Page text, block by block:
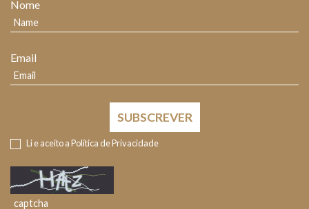
Nome
Email
SUBSCREVER
Li e aceito aPolítica de Privacidade